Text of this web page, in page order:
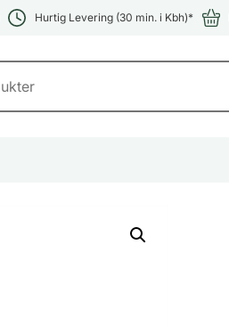
Hurtig Levering (30 min. i Kbh)*